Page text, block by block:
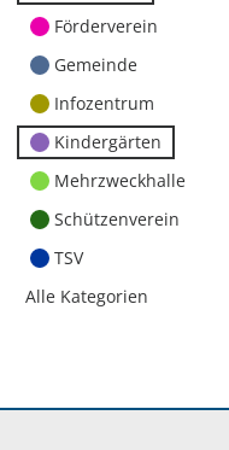
Förderverein
Gemeinde
Infozentrum
Kindergärten
Mehrzweckhalle
Schützenverein
TSV
Alle Kategorien